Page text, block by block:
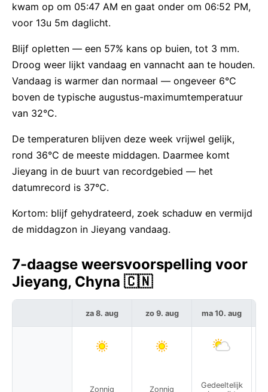
kwam op om 05:47 AM en gaat onder om 06:52 PM,
voor 13u 5m daglicht.
Blijf opletten — een 57% kans op buien, tot 3 mm.
Droog weer lijkt vandaag en vannacht aan te houden.
Vandaag is warmer dan normaal — ongeveer 6°C
boven de typische augustus-maximumtemperatuur
van 32°C.
De temperaturen blijven deze week vrijwel gelijk,
rond 36°C de meeste middagen. Daarmee komt
Jieyang in de buurt van recordgebied — het
datumrecord is 37°C.
Kortom: blijf gehydrateerd, zoek schaduw en vermijd
de middagzon in Jieyang vandaag.
7-daagse weersvoorspelling voor
Jieyang, Chyna 🇨🇳
za 8. aug
Zonnig
zo 9. aug
Zonnig
ma 10. aug
Gedeeltelijk